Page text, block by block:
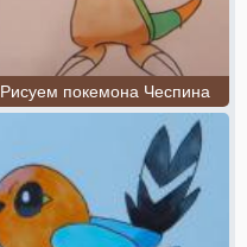
Рисуем покемона Чеспина